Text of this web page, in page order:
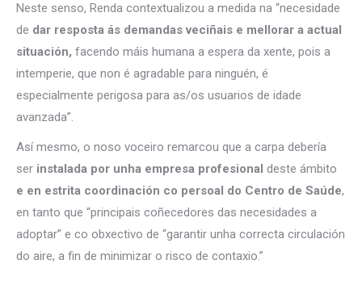
Neste senso, Renda contextualizou a medida na “necesidade
de dar resposta ás demandas veciñais e mellorar a actual
situación, facendo máis humana a espera da xente, pois a
intemperie, que non é agradable para ninguén, é
especialmente perigosa para as/os usuarios de idade
avanzada”.
Así mesmo, o noso voceiro remarcou que a carpa debería
ser instalada por unha empresa profesional deste ámbito
e en estrita coordinación co persoal do Centro de Saúde,
en tanto que “principais coñecedores das necesidades a
adoptar” e co obxectivo de “garantir unha correcta circulación
do aire, a fin de minimizar o risco de contaxio.”